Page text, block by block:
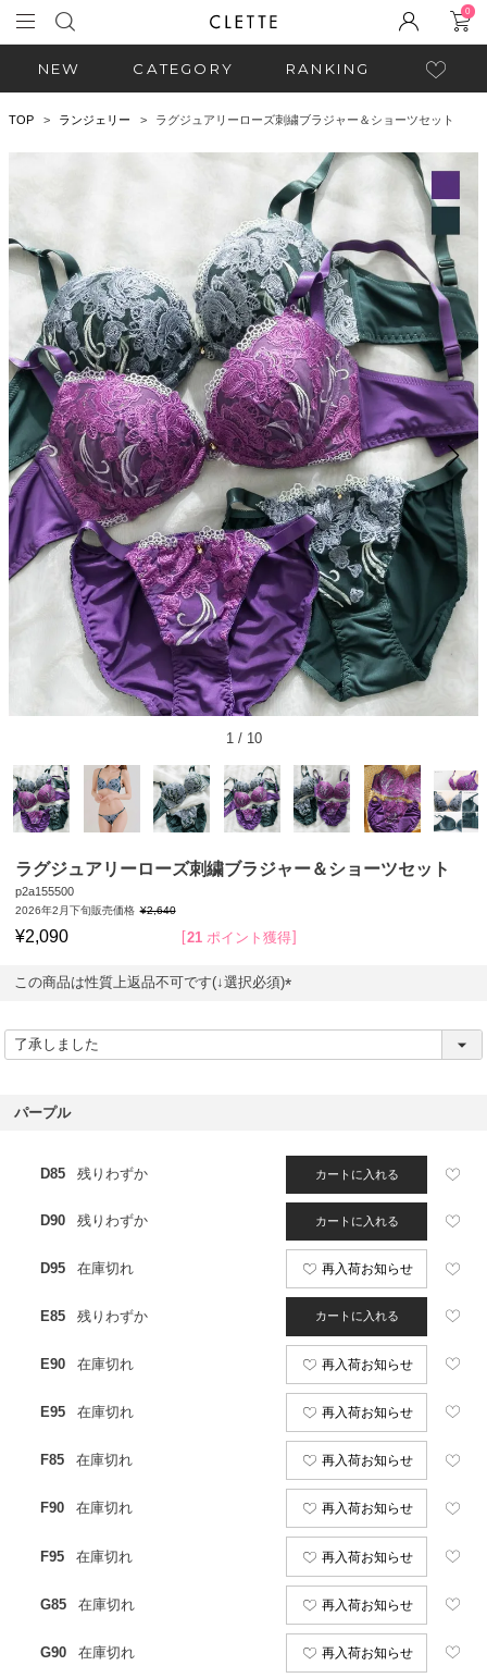
0
NEW CATEGORY RANKING
TOP ランジェリー ラグジュアリーローズ刺繍ブラジャー＆ショーツセット
1/ 10
ラグジュアリーローズ刺繍ブラジャー＆ショーツセット
p2a155500
2026年2月下旬販売価格 ¥2,640
¥2,090 21 ポイント獲得
この商品は性質上返品不可です(↓選択必須)
必
パープル
D85 残りわずか カートに入れる
D90 残りわずか カートに入れる
D95 在庫切れ 再入荷お知らせ
E85 残りわずか カートに入れる
E90 在庫切れ 再入荷お知らせ
E95 在庫切れ 再入荷お知らせ
F85 在庫切れ 再入荷お知らせ
F90 在庫切れ 再入荷お知らせ
F95 在庫切れ 再入荷お知らせ
G85 在庫切れ 再入荷お知らせ
G90 在庫切れ 再入荷お知らせ